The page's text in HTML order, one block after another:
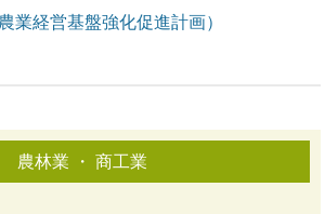
業経営基盤強化促進計画）
農林業 ・ 商工業